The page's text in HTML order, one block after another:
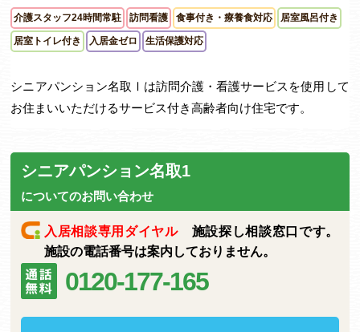
介護スタッフ24時間常駐 訪問看護 食事付き・療養食対応 居室風呂付き
居室トイレ付き 入居金ゼロ 生活保護対応
シニアパンション名取Ⅰは訪問介護・看護サービスを使用して
お住まいいただけるサービス付き高齢者向け住宅です。
シニアパンション名取1
についてのお問い合わせ
入居相談専用ダイヤル施設探し相談窓口です。
施設の電話番号は案内しておりません。
0120-177-165